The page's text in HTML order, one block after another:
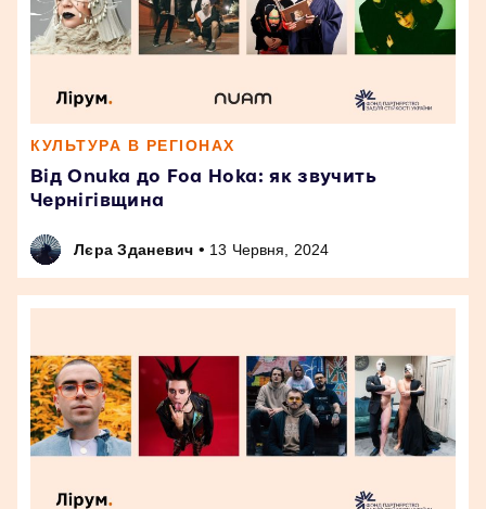
КУЛЬТУРА В РЕГІОНАХ
Від Onuka до Foa Hoka: як звучить
Чернігівщина
Лєра Зданевич • 13 Червня, 2024